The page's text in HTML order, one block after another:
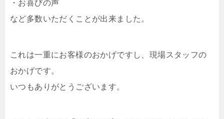
・お喜びの声
など多数いただくことが出来ました。
これは一重にお客様のおかげですし、現場スタッフの
おかげです。
いつもありがとうございます。